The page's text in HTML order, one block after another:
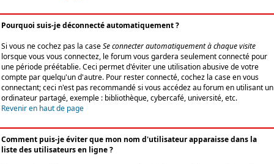
Pourquoi suis-je déconnecté automatiquement ?
Si vous ne cochez pas la caseSe connecter automatiquement à chaque visite
lorsque vous vous connectez, le forum vous gardera seulement connecté pour
une période préétablie. Ceci permet d'éviter une utilisation abusive de votre
compte par quelqu'un d'autre. Pour rester connecté, cochez la case en vous
connectant; ceci n'est pas recommandé si vous accédez au forum en utilisant un
ordinateur partagé, exemple : bibliothèque, cybercafé, université, etc.
Revenir en haut de page
Comment puis-je éviter que mon nom d'utilisateur apparaisse dans la
liste des utilisateurs en ligne ?